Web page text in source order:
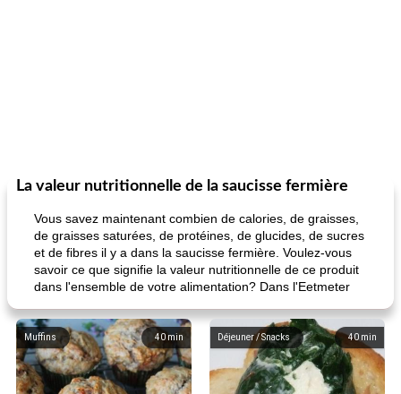
La valeur nutritionnelle de la saucisse fermière
Vous savez maintenant combien de calories, de graisses,
de graisses saturées, de protéines, de glucides, de sucres
et de fibres il y a dans la saucisse fermière. Voulez-vous
savoir ce que signifie la valeur nutritionnelle de ce produit
dans l'ensemble de votre alimentation? Dans l'Eetmeter
40 min
Muffins 40 min
Déjeuner / Snacks